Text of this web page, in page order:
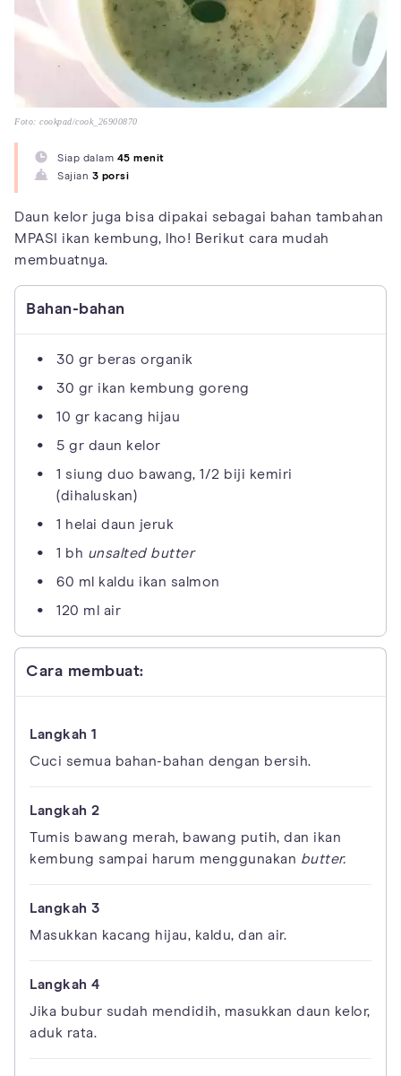
Foto: cookpad/cook_26900870
Siap dalam 45 menit
Sajian 3 porsi
Daun kelor juga bisa dipakai sebagai bahan tambahan
MPASI ikan kembung, lho! Berikut cara mudah
membuatnya.
Bahan-bahan
30 gr beras organik
30 gr ikan kembung goreng
10 gr kacang hijau
5 gr daun kelor
1 siung duo bawang, 1/2 biji kemiri
(dihaluskan)
1 helai daun jeruk
1 bh unsalted butter
60 ml kaldu ikan salmon
120 ml air
Cara membuat:
Cuci semua bahan-bahan dengan bersih.
Tumis bawang merah, bawang putih, dan ikan
kembung sampai harum menggunakan butter.
Masukkan kacang hijau, kaldu, dan air.
Jika bubur sudah mendidih, masukkan daun kelor,
aduk rata.